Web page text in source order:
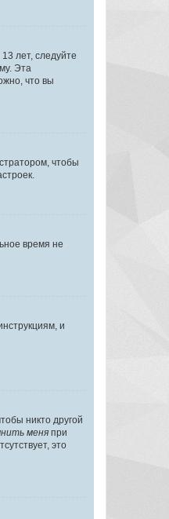
лет, следуйте
Эта
что вы
чтобы
время не
и
никто другой
меня при
это